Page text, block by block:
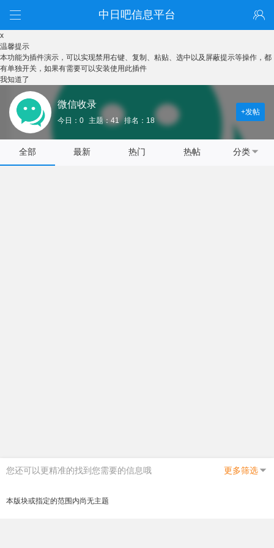
中日吧信息平台
x
温馨提示
本功能为插件演示，可以实现禁用右键、复制、粘贴、选中以及屏蔽提示等操作，都
有单独开关，如果有需要可以安装使用此插件
我知道了
微信收录
今日：0 主题：41 排名：18
+发帖
全部 最新 热门 热帖 分类
您还可以更精准的找到您需要的信息哦 更多筛选
本版块或指定的范围内尚无主题